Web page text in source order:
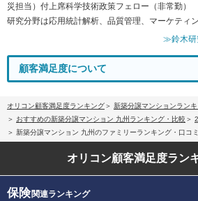
災担当）付上席科学技術政策フェロー（非常勤）
研究分野は応用統計解析、品質管理、マーケティン
≫鈴木研
顧客満足度について
オリコン顧客満足度ランキング
新築分譲マンションラン
おすすめの新築分譲マンション 九州ランキング・比較
新築分譲マンション 九州のファミリーランキング・口コ
オリコン顧客満足度ラン
保険関連ランキング